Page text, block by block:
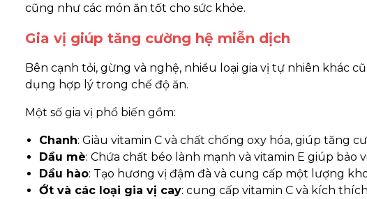
cũng như các món ăn tốt cho sức khỏe.
Gia vị giúp tăng cường hệ miễn dịch
Bên cạnh tỏi, gừng và nghệ, nhiều loại gia vị tự nhiên khác
dụng hợp lý trong chế độ ăn.
Một số gia vị phổ biến gồm:
Chanh: Giàu vitamin C và chất chống oxy hóa, giúp tăng
Dầu mè: Chứa chất béo lành mạnh và vitamin E giúp bảo
Dầu hào: Tạo hương vị đậm đà và cung cấp một lượng
Ớt và các loại gia vị cay: cung cấp vitamin C và kích